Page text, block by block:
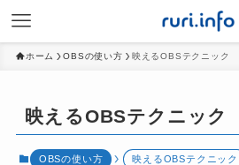
ホーム OBSの使い方 映えるOBSテクニック
映えるOBSテクニック
OBSの使い方 映えるOBSテクニック